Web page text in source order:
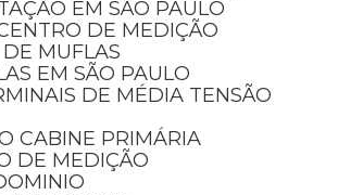
EM SÃO PAULO
DE MEDIÇÃO
DE MUFLAS
EM SÃO PAULO
DE MÉDIA TENSÃO
CABINE PRIMÁRIA
DE MEDIÇÃO